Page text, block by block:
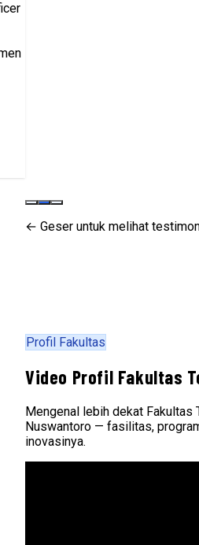
← Geser untuk melihat
Profil Fakultas
Video Profil Fakultas
Mengenal lebih dekat Fakultas
Nuswantoro — fasilitas,
inovasinya.